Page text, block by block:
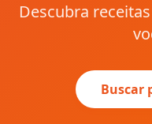
Descubra
Buscar